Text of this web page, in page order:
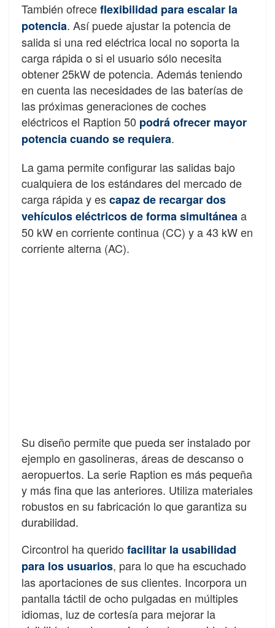
También ofreceflexibilidad para escalar la
potencia. Así puede ajustar la potencia de
salida si una red eléctrica local no soporta la
carga rápida o si el usuario sólo necesita
obtener 25kW de potencia. Además teniendo
en cuenta las necesidades de las baterías de
las próximas generaciones de coches
eléctricos el Raption 50 podrá ofrecer mayor
potencia cuando se requiera.
La gama permite configurar las salidas bajo
cualquiera de los estándares del mercado de
carga rápida y escapaz de recargar dos
vehículos eléctricos de forma simultáneaa
50 kW en corriente continua (CC) y a 43 kW en
corriente alterna (AC).
Su diseño permite que pueda ser instalado por
ejemplo en gasolineras, áreas de descanso o
aeropuertos. La serie Raption es más pequeña
y más fina que las anteriores. Utiliza materiales
robustos en su fabricación lo que garantiza su
durabilidad.
Circontrol ha querido facilitar la usabilidad
para los usuarios, para lo que ha escuchado
las aportaciones de sus clientes. Incorpora un
pantalla táctil de ocho pulgadas en múltiples
idiomas, luz de cortesía para mejorar la